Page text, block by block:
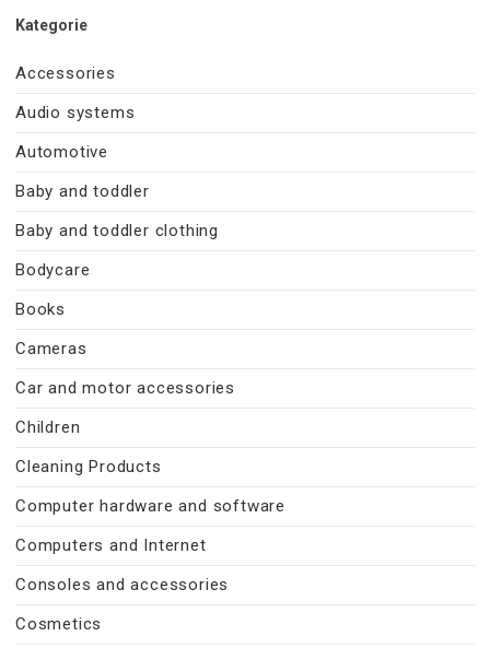
Kategorie
Accessories
Audio systems
Automotive
Baby and toddler
Baby and toddler clothing
Bodycare
Books
Cameras
Car and motor accessories
Children
Cleaning Products
Computer hardware and software
Computers and Internet
Consoles and accessories
Cosmetics